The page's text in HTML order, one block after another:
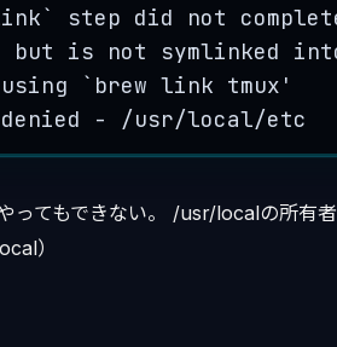
step did not
but is not symlinked
using ` brew link tmux '
denied - /usr/local/etc
てもできない。 /usr/localの所有者
）